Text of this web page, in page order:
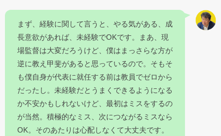
まず、経験に関して言うと、やる気がある、成
長意欲があれば、未経験でOKです。まあ、現
場監督は大変だろうけど、僕はまっさらな方が
逆に教え甲斐があると思っているので。そもそ
も僕自身が代表に就任する前は教員でゼロから
だったし。未経験だとうまくできるようになる
か不安かもしれないけど、最初はミスをするの
が当然。積極的なミス、次につながるミスなら
OK。そのあたりは心配しなくて大丈夫です。